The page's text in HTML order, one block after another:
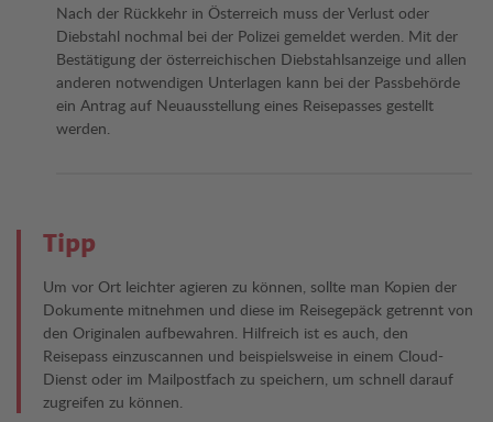
Nach der Rückkehr in Österreich muss der Verlust oder
Diebstahl nochmal bei der Polizei gemeldet werden. Mit der
Bestätigung der österreichischen Diebstahlsanzeige und allen
anderen notwendigen Unterlagen kann bei der Passbehörde
ein Antrag auf Neuausstellung eines Reisepasses gestellt
werden.
Tipp
Um vor Ort leichter agieren zu können, sollte man Kopien der
Dokumente mitnehmen und diese im Reisegepäck getrennt von
den Originalen aufbewahren. Hilfreich ist es auch, den
Reisepass einzuscannen und beispielsweise in einem Cloud-
Dienst oder im Mailpostfach zu speichern, um schnell darauf
zugreifen zu können.